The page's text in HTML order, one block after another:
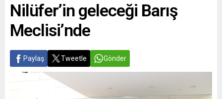
Nilüfer’in geleceği Barış
Meclisi’nde
Paylaş Tweetle Gönder